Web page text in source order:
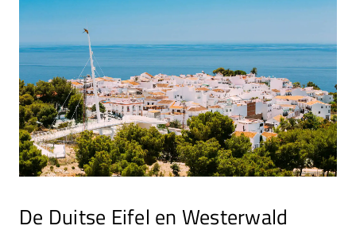
De Duitse Eifel en Westerwald